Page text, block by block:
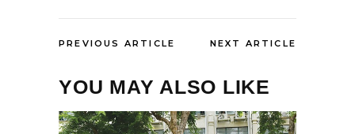
PREVIOUS ARTICLE NEXT ARTICLE
YOU MAY ALSO LIKE